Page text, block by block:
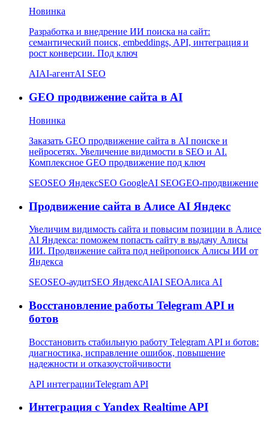
Новинка
Разработка и внедрение ИИ поиска на сайт:
семантический поиск, embeddings, API, интеграция и
рост конверсии. Под ключ
AIAI-агентAI SEO
GEO продвижение сайта в AI
Новинка
Заказать GEO продвижение сайта в AI поиске и
нейросетях. Увеличение видимости в SEO и AI.
Комплексное GEO продвижение под ключ
SEOSEO ЯндексSEO GoogleAI SEOGEO-продвижение
Продвижение сайта в Алисе AI Яндекс
Увеличим видимость сайта и повысим позиции в Алисе
AI Яндекса: поможем попасть сайту в выдачу Алисы
ИИ. Продвижение сайта под нейропоиск Алисы ИИ от
Яндекса
SEOSEO-аудитSEO ЯндексAIAI SEOАлиса AI
Восстановление работы Telegram API и
ботов
Восстановить стабильную работу Telegram API и ботов:
диагностика, исправление ошибок, повышение
надежности и отказоустойчивости
API интеграцииTelegram API
Интеграция с Yandex Realtime API